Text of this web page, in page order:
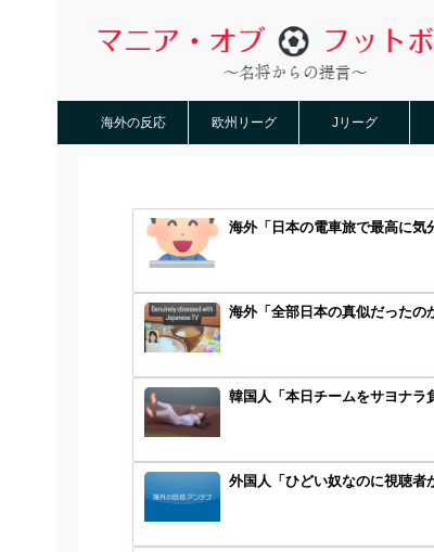
海外の反応 欧州リーグ Jリーグ
海外「日本の電車旅で最高に
海外「全部日本の真似だった
韓国人「本日チームをサヨナ
外国人「ひどい奴なのに視聴者